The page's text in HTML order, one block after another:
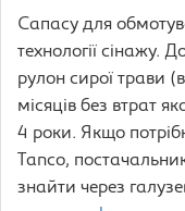
Сапасу для
технології сінажу.
рулон сирої трави
місяців без втрат
4 роки. Якщо
Tanco,
знайти через